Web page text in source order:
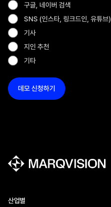
구글, 네이버 검색
SNS (인스타, 링크드인, 유튜브)
기사
지인 추천
기타
산업별